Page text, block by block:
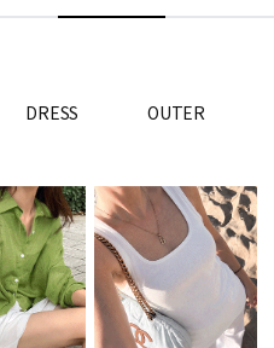
DRESS OUTER